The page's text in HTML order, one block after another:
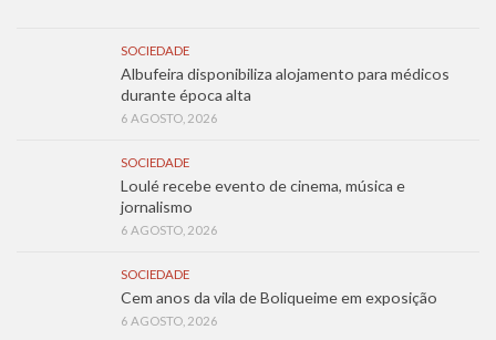
SOCIEDADE
Albufeira disponibiliza alojamento para médicos
durante época alta
6 AGOSTO, 2026
SOCIEDADE
Loulé recebe evento de cinema, música e
jornalismo
6 AGOSTO, 2026
SOCIEDADE
Cem anos da vila de Boliqueime em exposição
6 AGOSTO, 2026